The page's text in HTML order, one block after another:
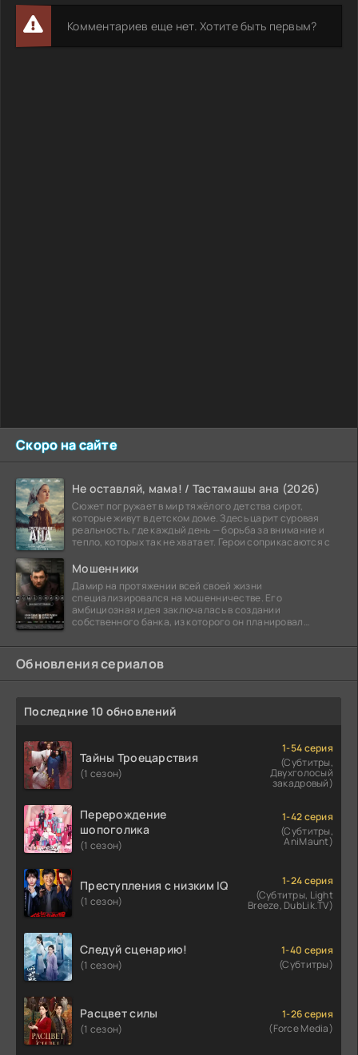
Скоро на сайте
Не оставляй, мама! / Тастамашы ана (2026)
Сюжет погружает в мир тяжёлого детства сирот,
которые живут в детском доме. Здесь царит суровая
реальность, где каждый день — борьба за внимание и
тепло, которых так не хватает. Герои соприкасаются с
Мошенники
Дамир на протяжении всей своей жизни
специализировался на мошенничестве. Его
амбициозная идея заключалась в создании
собственного банка, из которого он планировал
Обновления сериалов
Последние 10 обновлений
Тайны Троецарствия
(1 сезон)
1-54 серия
(Субтитры,
Двухголосый
закадровый)
Перерождение
шопоголика
(1 сезон)
1-42 серия
(Субтитры,
AniMaunt)
Преступления с низким IQ
(1 сезон)
1-24 серия
(Субтитры, Light
Breeze, DubLik.TV)
Следуй сценарию!
(1 сезон)
1-40 серия
(Субтитры)
Расцвет силы
(1 сезон)
1-26 серия
(Force Media)
Комментариев еще нет. Хотите быть первым?